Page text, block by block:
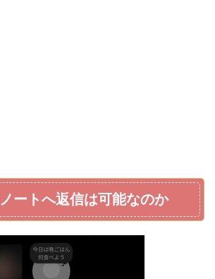
ートへ返信は可能なのか